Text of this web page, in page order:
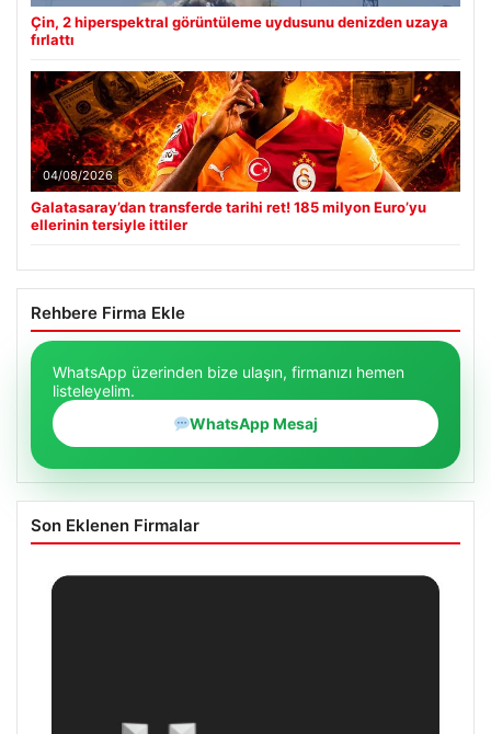
Çin, 2 hiperspektral görüntüleme uydusunu denizden uzaya
fırlattı
04/08/2026
Galatasaray’dan transferde tarihi ret! 185 milyon Euro’yu
ellerinin tersiyle ittiler
Rehbere Firma Ekle
WhatsApp üzerinden bize ulaşın, firmanızı hemen
listeleyelim.
WhatsApp Mesaj
Son Eklenen Firmalar